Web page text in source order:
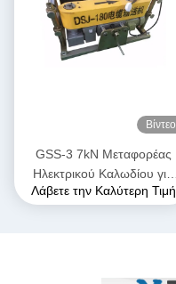
Βίντεο
GSS-3 7kN Μεταφορέας
Ηλεκτρικού Καλωδίου για
Υπόγεια Εγκατάσταση
Λάβετε την Καλύτερη Τιμή